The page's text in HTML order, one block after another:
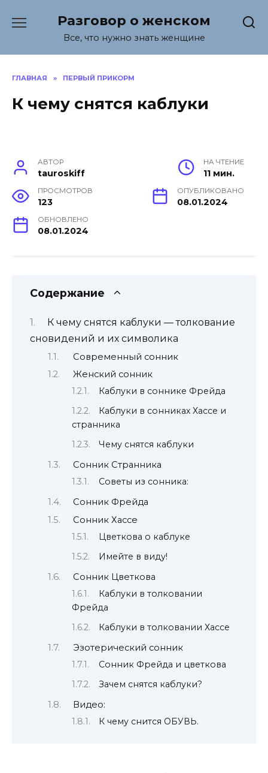
содержанию
Разговор о женском
Все, что нужно знать женщине
ГЛАВНАЯ » ПЕРВЫЙ ПРИКОРМ
К чему снятся каблуки
АВТОР
tauroskiff
НА ЧТЕНИЕ
11 мин.
ПРОСМОТРОВ
123
ОПУБЛИКОВАНО
08.01.2024
ОБНОВЛЕНО
08.01.2024
Содержание
К чему снятся каблуки — толкование
сновидений и их символика
Современный сонник
Женский сонник
Каблуки в соннике Фрейда
Каблуки в сонниках Хассе и
странника
Чему снятся каблуки
Сонник Странника
Советы из сонника:
Сонник Фрейда
Сонник Хассе
Цветкова о каблуке
Имейте в виду!
Сонник Цветкова
Каблуки в толковании
Фрейда
Каблуки в толковании Хассе
Эзотерический сонник
Сонник Фрейда и цветкова
Зачем снятся каблуки?
Видео:
К чему снится ОБУВЬ.